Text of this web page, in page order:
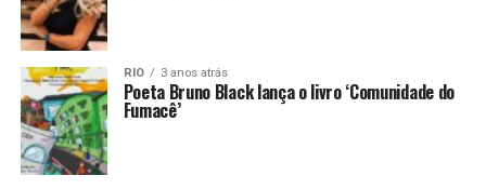
RIO 3 anos atrás
Poeta Bruno Black lança o livro ‘Comunidade do
Fumacê’